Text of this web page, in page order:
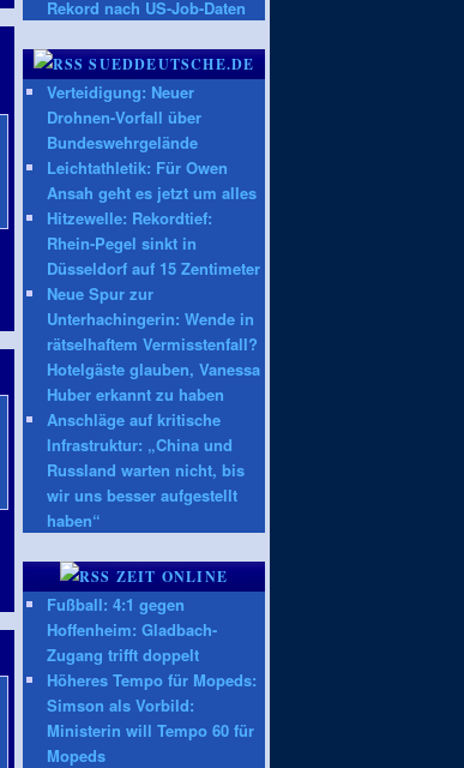
Rekord nach US-Job-Daten
SUEDDEUTSCHE.DE
Verteidigung: Neuer
Drohnen-Vorfall über
Bundeswehrgelände
Leichtathletik: Für Owen
Ansah geht es jetzt um alles
Hitzewelle: Rekordtief:
Rhein-Pegel sinkt in
Düsseldorf auf 15 Zentimeter
Neue Spur zur
Unterhachingerin: Wende in
rätselhaftem Vermisstenfall?
Hotelgäste glauben, Vanessa
Huber erkannt zu haben
Anschläge auf kritische
Infrastruktur: „China und
Russland warten nicht, bis
wir uns besser aufgestellt
haben“
ZEIT ONLINE
Fußball: 4:1 gegen
Hoffenheim: Gladbach-
Zugang trifft doppelt
Höheres Tempo für Mopeds:
Simson als Vorbild:
Ministerin will Tempo 60 für
Mopeds